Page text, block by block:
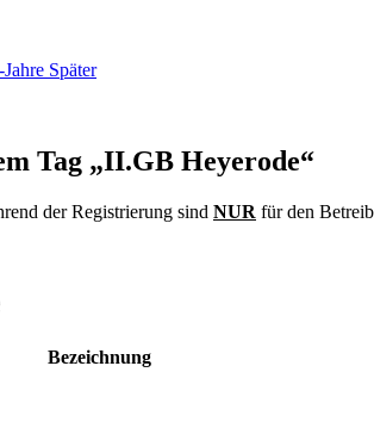
Später
Tag „II.GB Heyerode“
der Registrierung sind NUR für den
Bezeichnung